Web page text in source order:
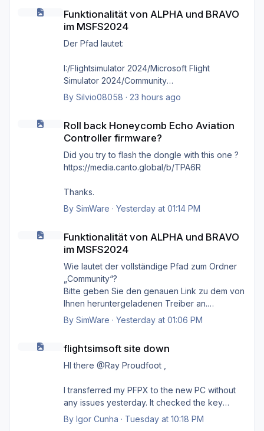
Funktionalität von ALPHA und BRAVO im MSFS2024
Funktionalität von ALPHA und BRAVO
im MSFS2024
Der Pfad lautet:
I:/Flightsimulator 2024/Microsoft Flight
Simulator 2024/Community
nichts, es kommt immer wieder die Meldung
'Cannot find MSFS2024 community folder'
By Silvio08058 · 23 hours ago
Roll back Honeycomb Echo Aviation Controller firmware?
Roll back Honeycomb Echo Aviation
Controller firmware?
Did you try to flash the dongle with this one ?
https://media.canto.global/b/TPA6R
Thanks.
By SimWare · Yesterday at 01:14 PM
Funktionalität von ALPHA und BRAVO im MSFS2024
Funktionalität von ALPHA und BRAVO
im MSFS2024
Wie lautet der vollständige Pfad zum Ordner
„Community“?
Bitte geben Sie den genauen Link zu dem von
Ihnen heruntergeladenen Treiber an.
Danke.
By SimWare · Yesterday at 01:06 PM
flightsimsoft site down
flightsimsoft site down
HI there @Ray Proudfoot ,
I transferred my PFPX to the new PC without
any issues yesterday. It checked the key
online on their server, and everything went
By Igor Cunha · Tuesday at 10:18 PM